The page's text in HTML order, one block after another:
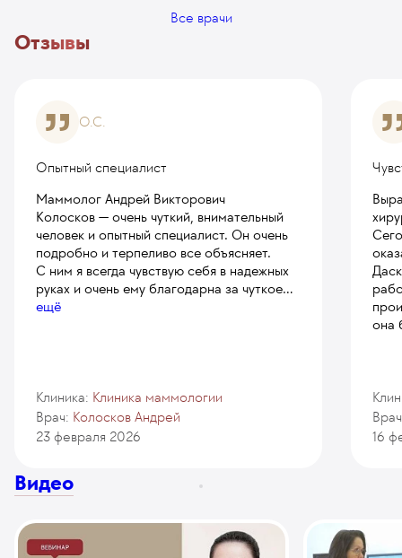
Все врачи
Отзывы
О.С.
Опытный специалист
Маммолог Андрей Викторович
Колосков — очень чуткий, внимательный
человек и опытный специалист. Он очень
подробно и терпеливо все объясняет.
С ним я всегда чувствую себя в надежных
руках и очень ему благодарна за чуткое...
ещё
Клиника: Клиника маммологии
Врач: Колосков Андрей
23 февраля 2026
она
16
Видео